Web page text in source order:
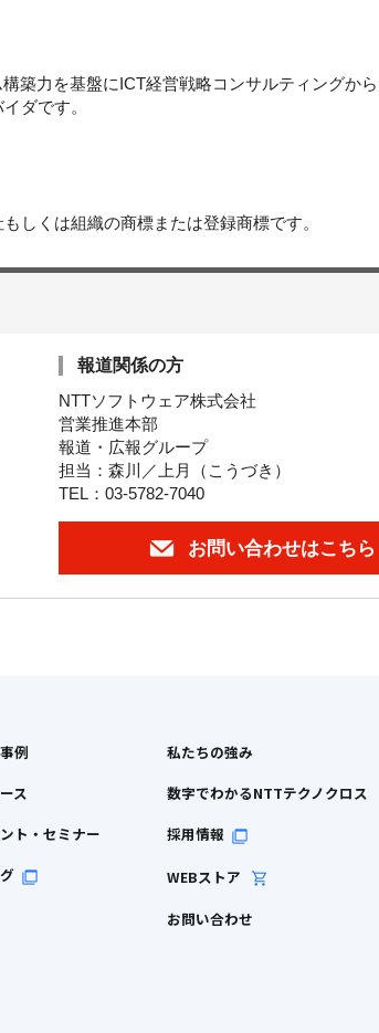
築力を基盤にICT経営戦略コンサルティングか
ダです。
しくは組織の商標または登録商標です。
報道関係の方
NTTソフトウェア株式会社
営業推進本部
報道・広報グループ
担当：森川／上月（こうづき）
TEL：03-5782-7040
お問い合わせはこちら
例
ス
ト・セミナー
私たちの強み
数字でわかるNTTテクノクロス
採用情報
WEBストア
お問い合わせ